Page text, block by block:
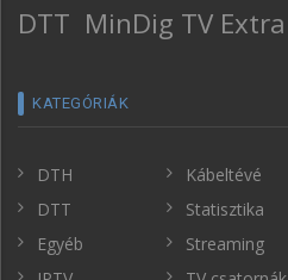
DTT MinDig TV Extra
KATEGÓRIÁK
DTH
DTT
Egyéb
Kábeltévé
Statisztika
Streaming